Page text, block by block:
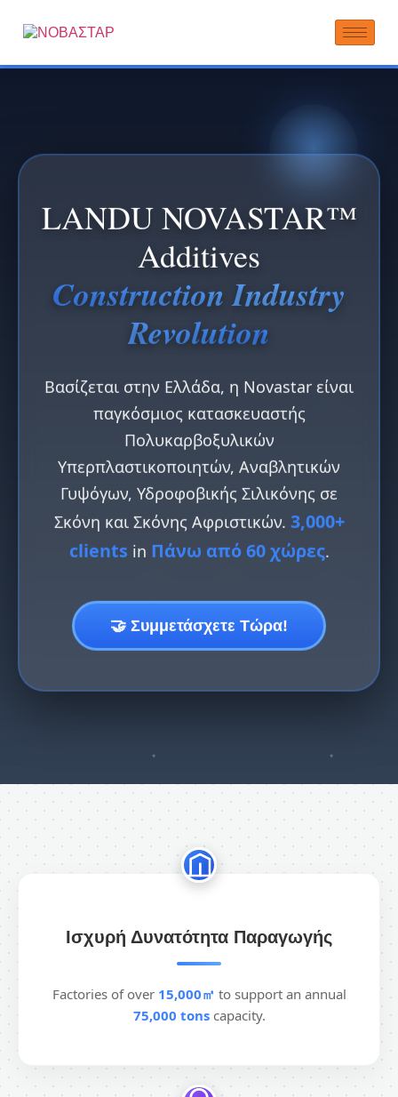
LANDU NOVASTAR™
Additives
Construction Industry
Revolution
Βασίζεται στην Ελλάδα, η Novastar είναι
παγκόσμιος κατασκευαστής
Πολυκαρβοξυλικών
Υπερπλαστικοποιητών, Αναβλητικών
Γυψόγων, Υδροφοβικής Σιλικόνης σε
Σκόνη και Σκόνης Αφριστικών. 3,000+
clients in Πάνω από 60 χώρες.
🤝 Συμμετάσχετε Τώρα!
Ισχυρή Δυνατότητα Παραγωγής
Factories of over 15,000㎡ to support an annual
75,000 tonscapacity.